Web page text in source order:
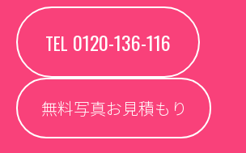
TEL 0120-136-116
無料写真お見積もり